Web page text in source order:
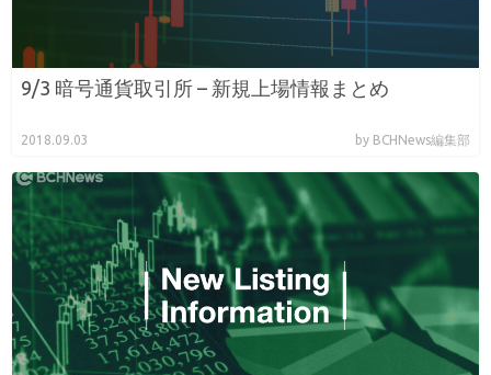
9/3 暗号通貨取引所 – 新規上場情報まとめ
2018.09.03 by BCHNews編集部